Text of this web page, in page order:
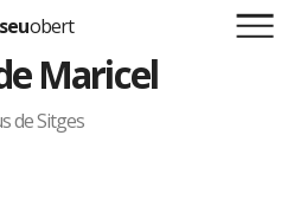
la iniciativa
obert
Maricel
de Sitges